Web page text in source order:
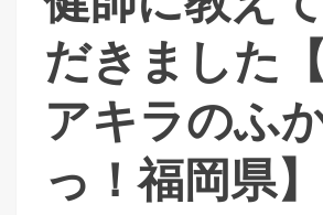
だきました
アキラのふ
っ！福岡県】